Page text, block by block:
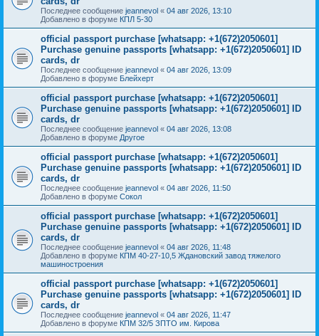
Последнее сообщение jeannevol « 04 авг 2026, 13:10
Добавлено в форуме КПЛ 5-30
official passport purchase [whatsapp: +1(672)2050601]
Purchase genuine passports [whatsapp: +1(672)2050601] ID
cards, dr
Последнее сообщение jeannevol « 04 авг 2026, 13:09
Добавлено в форуме Блейхерт
official passport purchase [whatsapp: +1(672)2050601]
Purchase genuine passports [whatsapp: +1(672)2050601] ID
cards, dr
Последнее сообщение jeannevol « 04 авг 2026, 13:08
Добавлено в форуме Другое
official passport purchase [whatsapp: +1(672)2050601]
Purchase genuine passports [whatsapp: +1(672)2050601] ID
cards, dr
Последнее сообщение jeannevol « 04 авг 2026, 11:50
Добавлено в форуме Сокол
official passport purchase [whatsapp: +1(672)2050601]
Purchase genuine passports [whatsapp: +1(672)2050601] ID
cards, dr
Последнее сообщение jeannevol « 04 авг 2026, 11:48
Добавлено в форуме КПМ 40-27-10,5 Ждановский завод тяжелого
машиностроения
official passport purchase [whatsapp: +1(672)2050601]
Purchase genuine passports [whatsapp: +1(672)2050601] ID
cards, dr
Последнее сообщение jeannevol « 04 авг 2026, 11:47
Добавлено в форуме КПМ 32/5 ЗПТО им. Кирова